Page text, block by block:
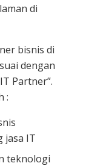
di
bisnis di
dengan
Partner”.
:
jasa IT
teknologi